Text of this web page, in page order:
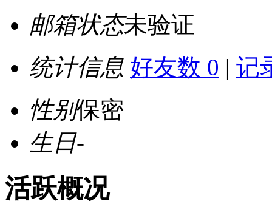
邮箱状态未验证
统计信息 好友数 0 | 记
性别保密
生日-
活跃概况